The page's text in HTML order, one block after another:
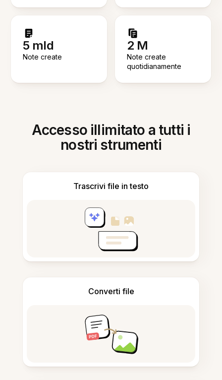
5 mld
Note create
2 M
Note create
quotidianamente
Accesso illimitato a tutti i
nostri strumenti
Trascrivi file in testo
Converti file